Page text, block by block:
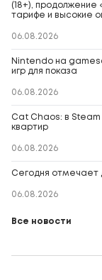
(18+), продолжение
тарифе и высокие
06.08.2026
Nintendo на
игр для показа
06.08.2026
Cat Chaos: в
квартир
06.08.2026
Сегодня отмечает
06.08.2026
Все новости